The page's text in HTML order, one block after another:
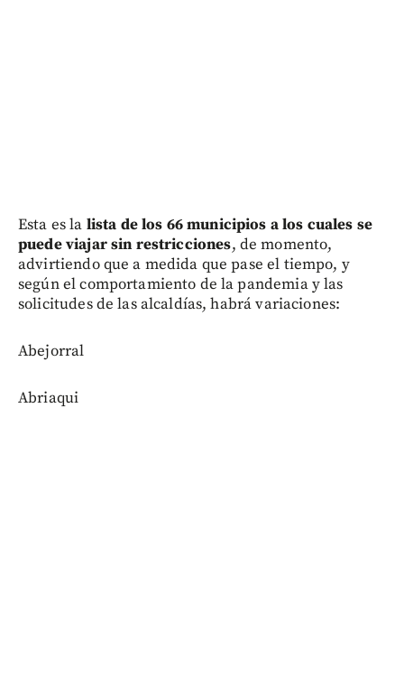
Esta es la lista de los 66 municipios a los cuales se
puede viajar sin restricciones, de momento,
advirtiendo que a medida que pase el tiempo, y
según el comportamiento de la pandemia y las
solicitudes de las alcaldías, habrá variaciones:
Abejorral
Abriaqui